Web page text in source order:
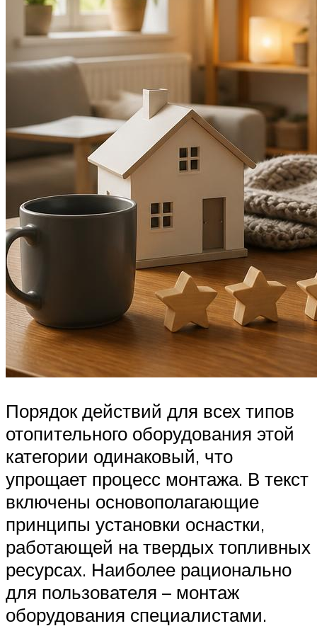
Порядок действий для всех типов
отопительного оборудования этой
категории одинаковый, что
упрощает процесс монтажа. В текст
включены основополагающие
принципы установки оснастки,
работающей на твердых топливных
ресурсах. Наиболее рационально
для пользователя – монтаж
оборудования специалистами.